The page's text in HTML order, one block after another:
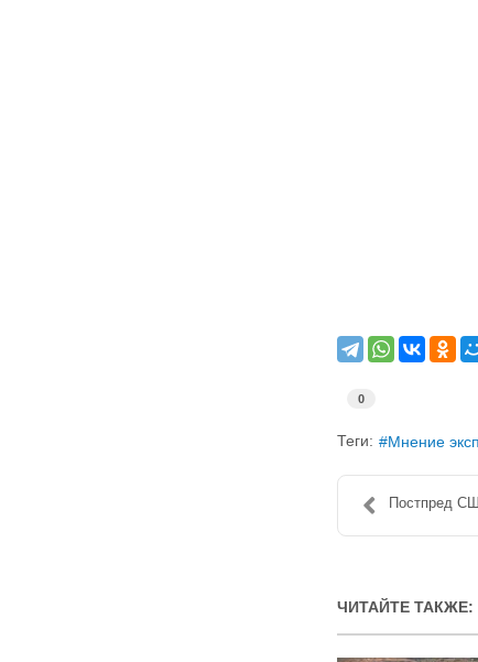
0
Теги: Мнение
Постпред
ЧИТАЙТЕ ТАКЖЕ: